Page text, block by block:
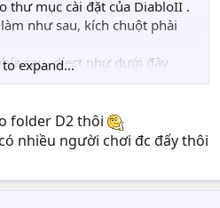
thư mục cài đặt của DiabloII .
như sau, kích chuột phài
sau -dỉect như dưới đây
II.exe" -direct
expand...
folder D2 thôi
nhiều người chơi đc đấy thôi